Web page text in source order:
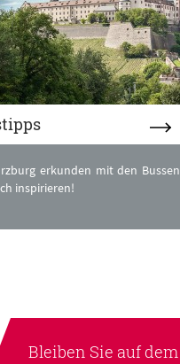
erkunden mit den Bussen
inspirieren!
Bleiben Sie auf dem